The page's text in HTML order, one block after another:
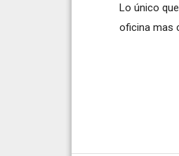
Lo único
oficina mas